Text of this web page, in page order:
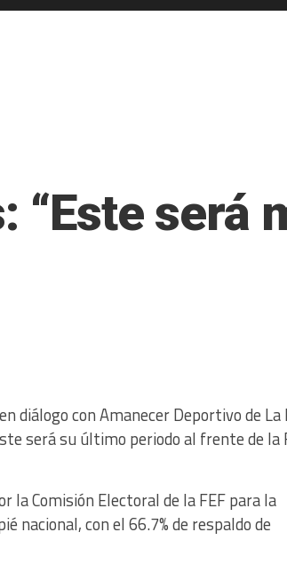
“Este será
diálogo con Amanecer Deportivo de La
será su último periodo al frente de la
la Comisión Electoral de la FEF para la
nacional, con el 66.7% de respaldo de